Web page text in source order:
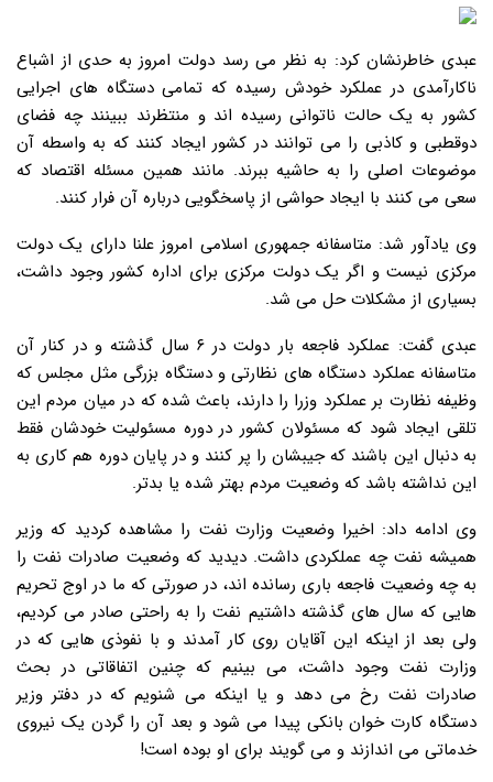
عبدی خاطرنشان کرد: به نظر می رسد دولت امروز به حدی از اشباع
ناکارآمدی در عملکرد خودش رسیده که تمامی دستگاه های اجرایی
کشور به یک حالت ناتوانی رسیده اند و منتظرند ببینند چه فضای
دوقطبی و کاذبی را می توانند در کشور ایجاد کنند که به واسطه آن
موضوعات اصلی را به حاشیه ببرند. مانند همین مسئله اقتصاد که
سعی می کنند با ایجاد حواشی از پاسخگویی درباره آن فرار کنند.
وی یادآور شد: متاسفانه جمهوری اسلامی امروز علنا دارای یک دولت
مرکزی نیست و اگر یک دولت مرکزی برای اداره کشور وجود داشت،
بسیاری از مشکلات حل می شد.
عبدی گفت: عملکرد فاجعه بار دولت در ۶ سال گذشته و در کنار آن
متاسفانه عملکرد دستگاه های نظارتی و دستگاه بزرگی مثل مجلس که
وظیفه نظارت بر عملکرد وزرا را دارند، باعث شده که در میان مردم این
تلقی ایجاد شود که مسئولان کشور در دوره مسئولیت خودشان فقط
به دنبال این باشند که جیبشان را پر کنند و در پایان دوره هم کاری به
این نداشته باشد که وضعیت مردم بهتر شده یا بدتر.
وی ادامه داد: اخیرا وضعیت وزارت نفت را مشاهده کردید که وزیر
همیشه نفت چه عملکردی داشت. دیدید که وضعیت صادرات نفت را
به چه وضعیت فاجعه باری رسانده اند، در صورتی که ما در اوج تحریم
هایی که سال های گذشته داشتیم نفت را به راحتی صادر می کردیم،
ولی بعد از اینکه این آقایان روی کار آمدند و با نفوذی هایی که در
وزارت نفت وجود داشت، می بینیم که چنین اتفاقاتی در بحث
صادرات نفت رخ می دهد و یا اینکه می شنویم که در دفتر وزیر
دستگاه کارت خوان بانکی پیدا می شود و بعد آن را گردن یک نیروی
خدماتی می اندازند و می گویند برای او بوده است!